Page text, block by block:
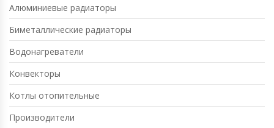
Алюминиевые радиаторы
Биметаллические радиаторы
Водонагреватели
Конвекторы
Котлы отопительные
Производители